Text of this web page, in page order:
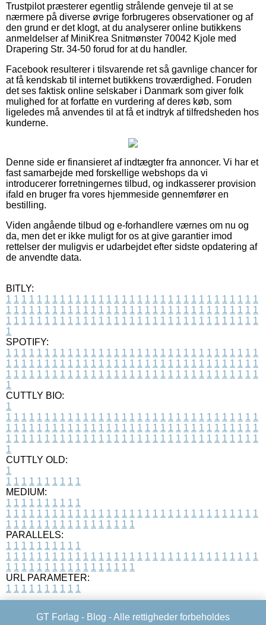
Trustpilot præsterer egentlig strålende genveje til at se
nærmere på diverse øvrige forbrugeres observationer og af
den grund er det klogt, at du analyserer online butikkens
anmeldelser af MiniKrea Snitmønster 70042 Kjole med
Drapering Str. 34-50 forud for at du handler.
Facebook resulterer i tilsvarende ret så gavnlige chancer for
at få kendskab til internet butikkens troværdighed. Foruden
det ses faktisk online selskaber i Danmark som giver folk
mulighed for at forfatte en vurdering af deres køb, som
ligeledes må anvendes til at få et indtryk af tilfredsheden hos
kunderne.
Denne side er finansieret af indtægter fra annoncer. Vi har et
fast samarbejde med forskellige webshops da vi
introducerer forretningernes tilbud, og indkasserer provision
ifald en bruger fra vores hjemmeside gennemfører en
bestilling.
Viden angående tilbud og e-forhandlere værnes om nu og
da, men det er ikke muligt for os at give garantier imod
rettelser der muligvis er udarbejdet efter sidste opdatering af
de anvendte data.
BITLY:
1 1 1 1 1 1 1 1 1 1 1 1 1 1 1 1 1 1 1 1 1 1 1 1 1 1 1 1 1 1 1 1 1
1 1 1 1 1 1 1 1 1 1 1 1 1 1 1 1 1 1 1 1 1 1 1 1 1 1 1 1 1 1 1 1 1
1 1 1 1 1 1 1 1 1 1 1 1 1 1 1 1 1 1 1 1 1 1 1 1 1 1 1 1 1 1 1 1 1
1
SPOTIFY:
1 1 1 1 1 1 1 1 1 1 1 1 1 1 1 1 1 1 1 1 1 1 1 1 1 1 1 1 1 1 1 1 1
1 1 1 1 1 1 1 1 1 1 1 1 1 1 1 1 1 1 1 1 1 1 1 1 1 1 1 1 1 1 1 1 1
1 1 1 1 1 1 1 1 1 1 1 1 1 1 1 1 1 1 1 1 1 1 1 1 1 1 1 1 1 1 1 1 1
1
CUTTLY BIO:
1
1 1 1 1 1 1 1 1 1 1 1 1 1 1 1 1 1 1 1 1 1 1 1 1 1 1 1 1 1 1 1 1 1
1 1 1 1 1 1 1 1 1 1 1 1 1 1 1 1 1 1 1 1 1 1 1 1 1 1 1 1 1 1 1 1 1
1 1 1 1 1 1 1 1 1 1 1 1 1 1 1 1 1 1 1 1 1 1 1 1 1 1 1 1 1 1 1 1 1
1
CUTTLY OLD:
1
1 1 1 1 1 1 1 1 1 1
MEDIUM:
1 1 1 1 1 1 1 1 1 1
1 1 1 1 1 1 1 1 1 1 1 1 1 1 1 1 1 1 1 1 1 1 1 1 1 1 1 1 1 1 1 1 1
1 1 1 1 1 1 1 1 1 1 1 1 1 1 1 1 1
PARALLELS:
1 1 1 1 1 1 1 1 1 1
1 1 1 1 1 1 1 1 1 1 1 1 1 1 1 1 1 1 1 1 1 1 1 1 1 1 1 1 1 1 1 1 1
1 1 1 1 1 1 1 1 1 1 1 1 1 1 1 1 1
URL PARAMETER:
1 1 1 1 1 1 1 1 1 1
GT Forlag - Blog - Alle rettigheder forbeholdes